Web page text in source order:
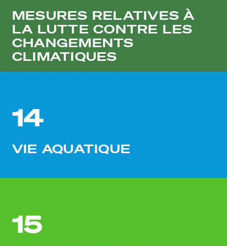
MESURES RELATIVES À
LA LUTTE CONTRE LES
CHANGEMENTS
CLIMATIQUES
14
VIE AQUATIQUE
15